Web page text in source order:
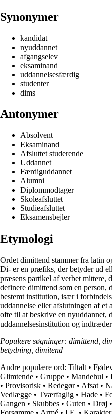
Synonymer
kandidat
nyuddannet
afgangselev
eksaminand
uddannelsesfærdig
studenter
dims
Antonymer
Absolvent
Eksaminand
Afsluttet studerende
Uddannet
Færdiguddannet
Alumni
Diplommodtager
Skoleafsluttet
Studieafsluttet
Eksamensbejler
Etymologi
Ordet dimittend stammer fra latin
Di- er en præfiks, der betyder ud
præsens partikel af verbet mittere,
definere dimittend som en person,
bestemt institution, især i
uddannelse eller afslutningen af et
ofte til at beskrive en nyuddannet,
uddannelsesinstitution og
Populære søgninger: dimittend,
betydning, dimitend
Andre populære ord: Tiltalt •
Glimtende • Gruppe • Mandehul •
• Provisorisk • Redegør• Afsat •
Vedlægge • Tværfaglig • Hade •
Gangen • Skubbes • Guten • Drøj •